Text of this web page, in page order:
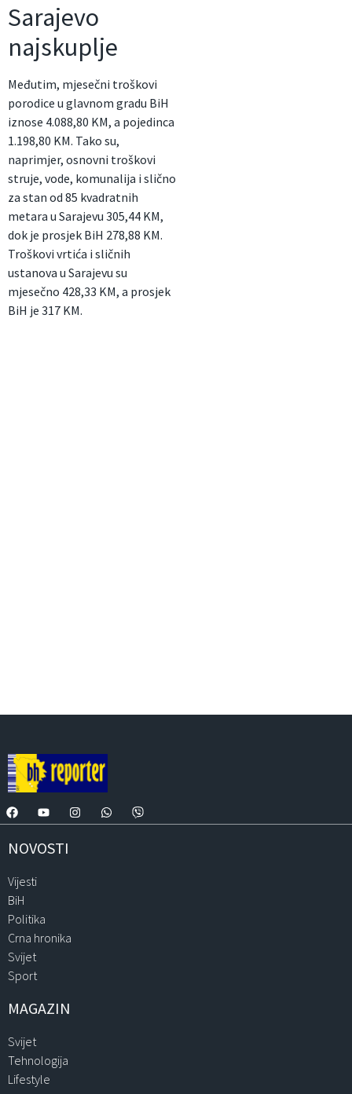
Sarajevo
najskuplje
Međutim, mjesečni troškovi
porodice u glavnom gradu BiH
iznose 4.088,80 KM, a pojedinca
1.198,80 KM. Tako su,
naprimjer, osnovni troškovi
struje, vode, komunalija i slično
za stan od 85 kvadratnih
metara u Sarajevu 305,44 KM,
dok je prosjek BiH 278,88 KM.
Troškovi vrtića i sličnih
ustanova u Sarajevu su
mjesečno 428,33 KM, a prosjek
BiH je 317 KM.
NOVOSTI
Vijesti
BiH
Politika
Crna hronika
Svijet
Sport
MAGAZIN
Svijet
Tehnologija
Lifestyle